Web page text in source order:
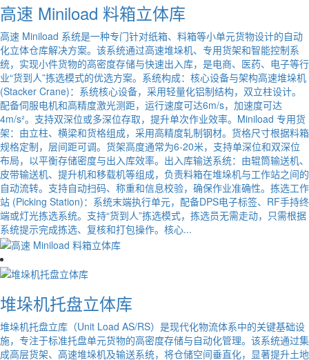
高速 Miniload 料箱立体库
高速 Miniload 系统是一种专门针对纸箱、料箱等小单元货物设计的自动
化立体仓库解决方案。该系统通过高速堆垛机、专用货架和智能控制系
统，实现小件货物的高密度存储与快速出入库，是电商、医药、电子等行
业“货到人”拣选模式的优选方案。系统构成：核心设备与架构高速堆垛机
(Stacker Crane)：系统核心设备，采用轻量化铝制结构，双立柱设计。
配备伺服电机和高精度激光测距，运行速度可达6m/s，加速度可达
4m/s²。支持双深位或多深位存取，提升单次作业效率。Miniload 专用货
架：由立柱、横梁和货格组成，采用高精度轧制钢材。货格尺寸根据料箱
规格定制，层间距可调。货架高度通常为6-20米，支持单深位和双深位
布局，以平衡存储密度与出入库效率。出入库输送系统：由辊筒输送机、
皮带输送机、提升机和移载机等组成，负责料箱在堆垛机与工作站之间的
自动流转。支持自动扫码、称重和信息校验，确保作业准确性。拣选工作
站 (Picking Station)：系统末端执行单元，配备DPS电子标签、RF手持终
端或灯光拣选系统。支持“货到人”拣选模式，拣选员无需走动，只需根据
系统提示完成拣选、复核和打包操作。核心...
堆垛机托盘立体库
堆垛机托盘立库（Unit Load AS/RS）是现代化物流体系中的关键基础设
施，专注于标准托盘单元货物的高密度存储与自动化管理。该系统通过集
成高层货架、高速堆垛机及输送系统，将仓储空间垂直化，显著提升土地